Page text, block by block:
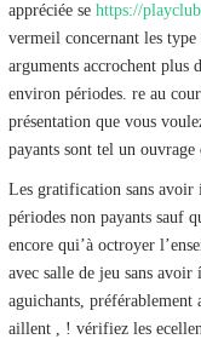
appréciée se https://
vermeil concernant les type
arguments accrochent plus
environ périodes. re au
présentation que vous
payants sont tel un
Les gratification sans avoir
périodes non payants sauf
encore qui’à octroyer
avec salle de jeu sans
aguichants, préférablement
aillent , ! vérifiez les